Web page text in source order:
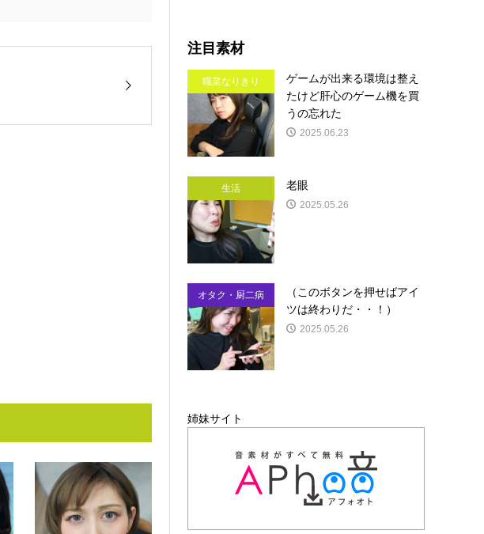
注目素材
職業なりきり
ゲームが出来る環境は整え
たけど肝心のゲーム機を買
うの忘れた
2025.06.23
生活 老眼
2025.05.26
オタク・厨二病
（このボタンを押せばアイ
ツは終わりだ・・！）
2025.05.26
姉妹サイト